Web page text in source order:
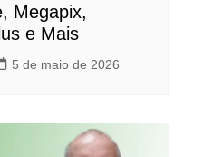
Megapix,
e Mais
5 de maio de 2026